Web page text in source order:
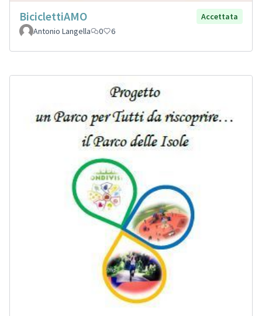
BiciclettiAMO
Accettata
Antonio Langella
0 6